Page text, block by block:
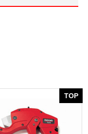
TOP